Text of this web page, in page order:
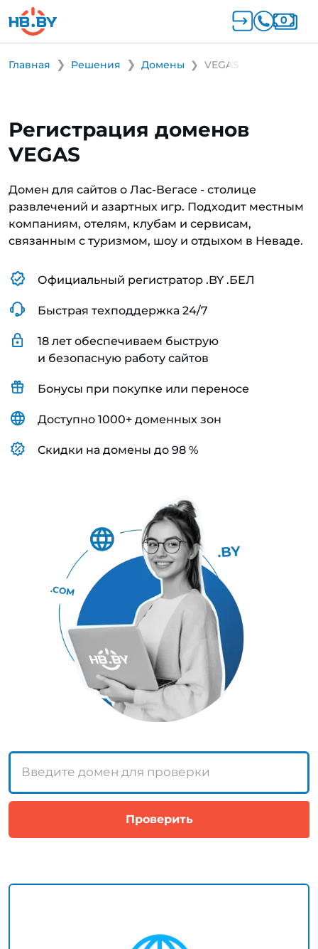
Главная Решения Домены VEGAS
Регистрация доменов
VEGAS
Домен для сайтов о Лас-Вегасе - столице
развлечений и азартных игр. Подходит местным
компаниям, отелям, клубам и сервисам,
связанным с туризмом, шоу и отдыхом в Неваде.
Официальный регистратор .BY .БЕЛ
Быстрая техподдержка 24/7
18 лет обеспечиваем быструю
и безопасную работу сайтов
Бонусы при покупке или переносе
Доступно 1000+ доменных зон
Скидки на домены до 98 %